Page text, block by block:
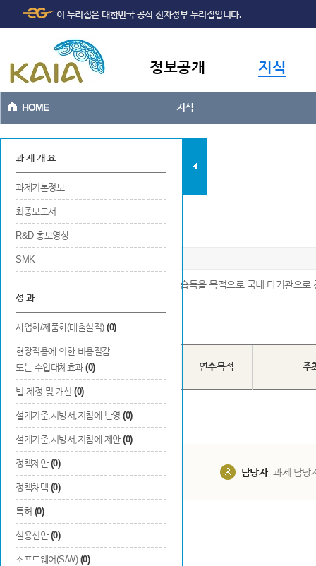
본문바로가기
이 누리집은 대한민국 공식 전자정부 누리집입니다.
정보공개 지식
HOME 지식
과제현황
과 제 개 요
과제기본정보
최종보고서
R&D 홍보영상
SMK
성 과
사업화/제품화(매출실적) (0)
현장적용에 의한 비용절감
또는 수입대체효과 (0)
법 제정 및 개선 (0)
설계기준,시방서,지침에 반영 (0)
설계기준,시방서,지침에 제안 (0)
정책제안 (0)
정책채택 (0)
특허 (0)
실용신안 (0)
소프트웨어(S/W) (0)
국내외 장·단기 연수지원 성과
※ 연구개발과 관련하여 학술연구나 산업기술 습득을 목적으로 국내 타기관으
Total0건
번호
국내/국외
구분
연수목적 주
담당부서 해당 사업실 담당자 과제 담당